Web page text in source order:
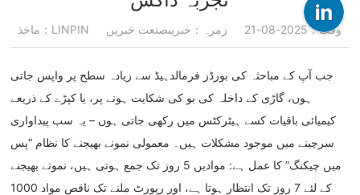
ماخذ：LINPIN وقت：2025-08-21 زمرہ：خبریںصنعت خبریں
جب آپ کے مباحثہ کی بورڈز فرمالدہیڈ سے زیادہ سطح پر واپس جاتی
ہوں، گاڑی کے داخلہ کی بو کی شکایت ہونے پر، یا کپڑے کے ذریعے
کیمیائی باقیات کسے ہیٹرکٹس میں رکھی جاتی ہوں – یہ سب پیداواری
سرچینے میں موجود مشکلات ہیں۔ معمولی نمونے بھیجنے کا نظام “پس
میں چیکنگ” کا عمل ہے: موادیں 5 روز تک جمع ہوتی ہیں، نمونے بھیجنے
کے لئے 7 روز تک انتظار ہوتا ہے، اور رپورٹ ملنے تک ناقص مواد 1000